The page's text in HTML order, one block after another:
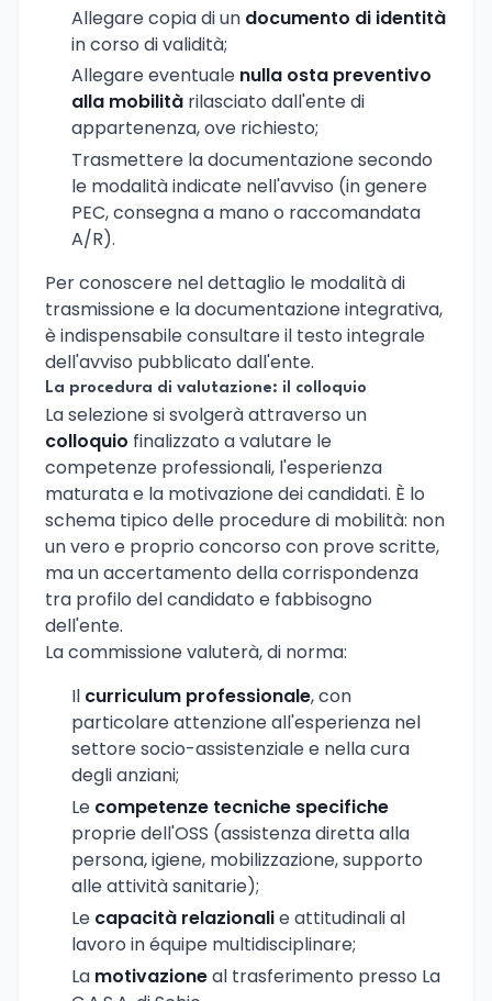
Allegare copia di un documento di identità
in corso di validità;
Allegare eventuale nulla osta preventivo
alla mobilità rilasciato dall'ente di
appartenenza, ove richiesto;
Trasmettere la documentazione secondo
le modalità indicate nell'avviso (in genere
PEC, consegna a mano o raccomandata
A/R).
Per conoscere nel dettaglio le modalità di
trasmissione e la documentazione integrativa,
è indispensabile consultare il testo integrale
dell'avviso pubblicato dall'ente.
La procedura di valutazione: il colloquio
La selezione si svolgerà attraverso un
colloquio finalizzato a valutare le
competenze professionali, l'esperienza
maturata e la motivazione dei candidati. È lo
schema tipico delle procedure di mobilità: non
un vero e proprio concorso con prove scritte,
ma un accertamento della corrispondenza
tra profilo del candidato e fabbisogno
dell'ente.
La commissione valuterà, di norma:
Il curriculum professionale, con
particolare attenzione all'esperienza nel
settore socio-assistenziale e nella cura
degli anziani;
Le competenze tecniche specifiche
proprie dell'OSS (assistenza diretta alla
persona, igiene, mobilizzazione, supporto
alle attività sanitarie);
Le capacità relazionalie attitudinali al
lavoro in équipe multidisciplinare;
La motivazioneal trasferimento presso La